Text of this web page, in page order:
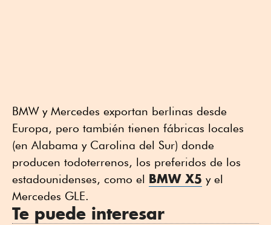
BMW y Mercedes exportan berlinas desde
Europa, pero también tienen fábricas locales
(en Alabama y Carolina del Sur) donde
producen todoterrenos, los preferidos de los
estadounidenses, como el BMW X5 y el
Mercedes GLE.
Te puede interesar